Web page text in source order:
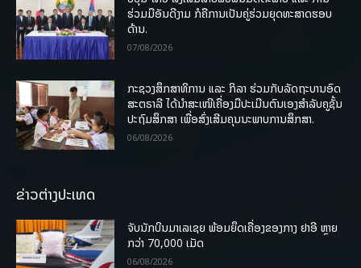
ຮ່ວມມືອັນດີງາມ ກໍຄືການເປັນຄູ່ຮ່ວມຍຸດທະສາດຮອບ
ດ້ານ.
07/08/2026
ກະຊວງສຶກສາທິການ ແລະ ກິລາ ຮ່ວມກັບລັດຖະບານອົດ
ສະຕຣາລີ ໄດ້ນຳສະເໜີເຄື່ອງມືປະເມີນຕົນເອງສຳລັບຄູຊັ້ນ
ປະຖົມສຶກສາ ເພື່ອສົ່ງເສີມຄຸນນະພາບການສຶກສາ.
06/08/2026
ຂ່າວຕ່າງປະເທດ
ຈັບນັກບິນມາເລເຊຍ ພ້ອມຍຶດເຄື່ອງຂອງກາງ ຢາອີ ຫຼາຍ
ກວ່າ 70,000 ເມັດ
06/08/2026